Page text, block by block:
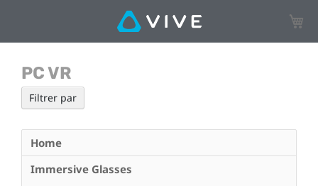
Mon
PC VR
Home
Immersive Glasses
Filtrer par